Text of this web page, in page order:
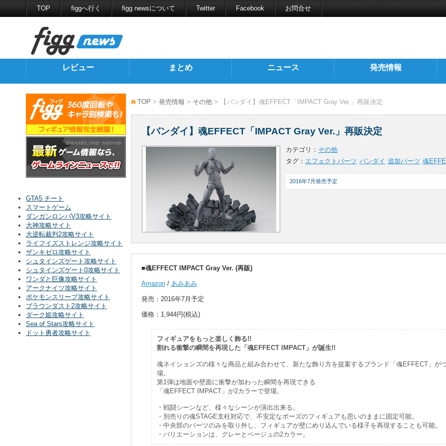
TOP figgへ行く figg newsについて Twitter Facebook お問合せ
レビュー まとめ ニュース 発売情報
TOP > 発売情報 > その他 > 【バンダイ】魂EFFECT「IMPACT Gray Ver.」再販決定
【バンダイ】魂EFFECT「IMPACT Gray Ver.」再販決定
カテゴリ： その他
タグ： エフェクトパーツ バンダイ 追加パーツ 魂
2016年7月発売予定
■魂EFFECT IMPACT Gray Ver. (再販)
Amazon / あみあみ
発売：2016年7月予定
価格：1,944円(税込)
フィギュアをもっと楽しく飾る!!
割れる衝撃の瞬間を再現した「魂EFFECT IMPACT」が誕生!!
魂ネイションズの様々な商品と組み合わせて、新たな飾り方を提案するブランド「魂EFFECT」が
場。
第1弾は地面や壁面に衝撃が加わった瞬間を再現できる
「魂EFFECT IMPACT」が2カラーで登場。
・戦闘シーンなど、様々なシーンが演出出来る。
・別売りの魂STAGE支柱対応で、不安定なポーズのフィギュアも思いのままに固定可能。
・中央部のパーツのみを取り外し、フィギュアが壁にめり込んでいる様子を再現することも可能。
・バリエーションは、グレーとベージュの2カラー。
GTA5 チート
スマートゲーム
ダンガンロンパV3攻略サイト
大神攻略サイト
大逆転裁判2攻略サイト
ライフイズストレンジ攻略サイト
ザンキゼロ攻略サイト
シュタインズゲート攻略サイト
シュタインズゲート0攻略サイト
ワンダと巨像攻略サイト
アークナイツ攻略サイト
ポケモンスリープ攻略サイト
ブラウンダスト2攻略サイト
ダーク姫攻略サイト
Sea of Stars攻略サイト
ドット勇者攻略サイト